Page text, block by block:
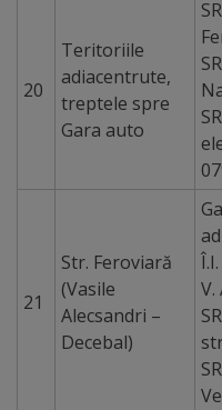
acces
pe
proprietăţi
utilizarea
a
asociate
20
Teritoriile
adiacentrute,
treptele spre
Gara auto
21
Str. Feroviară
(Vasile
Alecsandri –
Decebal)
V.